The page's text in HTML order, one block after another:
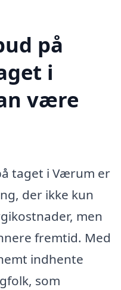
på
i
være
taget i Værum er
der ikke kun
men
fremtid. Med
indhente
som